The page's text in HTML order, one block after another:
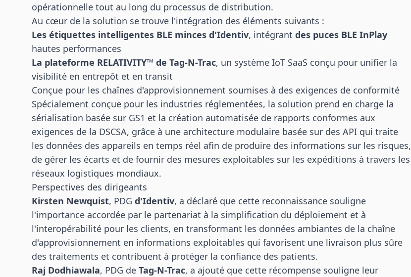
opérationnelle tout au long du processus de distribution.
Au cœur de la solution se trouve l'intégration des éléments suivants :
Les étiquettes intelligentes BLE minces d'Identiv, intégrant des puces BLE InPlay
hautes performances
La plateforme RELATIVITY™ de Tag-N-Trac, un système IoT SaaS conçu pour unifier la
visibilité en entrepôt et en transit
Conçue pour les chaînes d'approvisionnement soumises à des exigences de conformité
Spécialement conçue pour les industries réglementées, la solution prend en charge la
sérialisation basée sur GS1 et la création automatisée de rapports conformes aux
exigences de la DSCSA, grâce à une architecture modulaire basée sur des API qui traite
les données des appareils en temps réel afin de produire des informations sur les risques,
de gérer les écarts et de fournir des mesures exploitables sur les expéditions à travers les
réseaux logistiques mondiaux.
Perspectives des dirigeants
Kirsten Newquist, PDG d'Identiv, a déclaré que cette reconnaissance souligne
l'importance accordée par le partenariat à la simplification du déploiement et à
l'interopérabilité pour les clients, en transformant les données ambiantes de la chaîne
d'approvisionnement en informations exploitables qui favorisent une livraison plus sûre
des traitements et contribuent à protéger la confiance des patients.
Raj Dodhiawala, PDG de Tag-N-Trac, a ajouté que cette récompense souligne leur